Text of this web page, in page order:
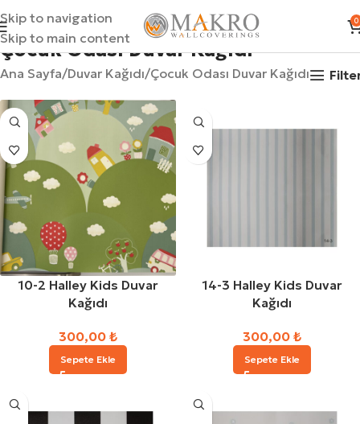
Skip to navigation
Skip to main content
0
Çocuk Odası Duvar Kağıdı
Ana Sayfa Duvar Kağıdı Çocuk Odası Duvar Kağıdı
10-2 Halley Kids Duvar
Kağıdı
300,00 ₺
Sepete Ekle
14-3 Halley Kids Duvar
Kağıdı
300,00 ₺
Sepete Ekle